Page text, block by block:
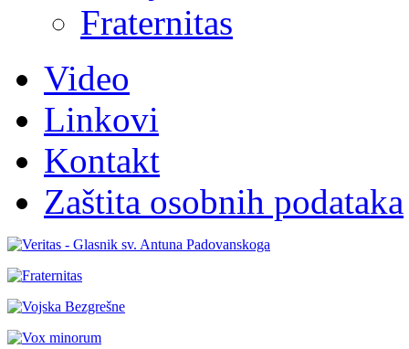
Fraternitas
Video
Linkovi
Kontakt
Zaštita osobnih podataka